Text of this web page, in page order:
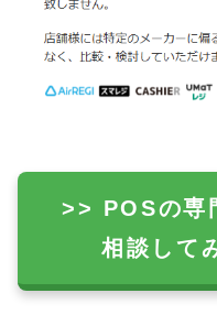
>> POSの専
相談して